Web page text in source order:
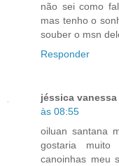
não sei como
mas tenho o
souber o msn
Responder
jéssica
às 08:55
oiluan santana
gostaria muito
canoinhas meu